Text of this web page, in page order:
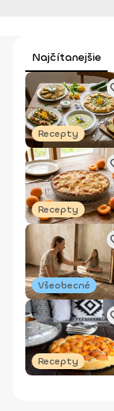
Najčítanejšie
Recepty
Recepty
Všeobecné
Recepty